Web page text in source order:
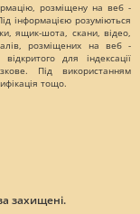
розміщену на веб -
інформацією розуміються
ящик-шота, скани, відео,
розміщених на веб -
для індексації
Під використанням
тощо.
захищені.